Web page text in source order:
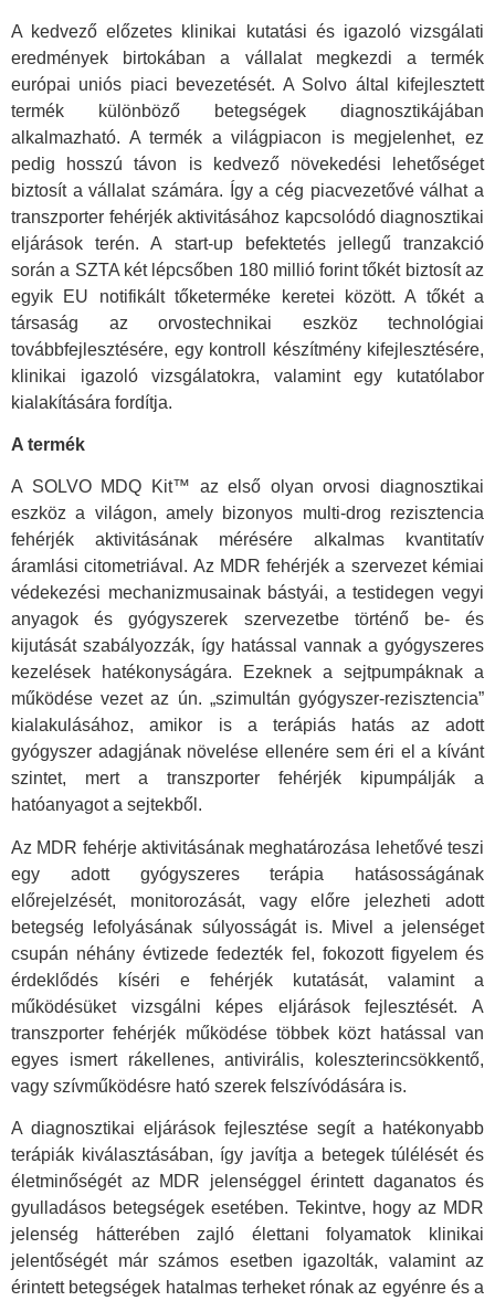
A kedvező előzetes klinikai kutatási és igazoló vizsgálati
eredmények birtokában a vállalat megkezdi a termék
európai uniós piaci bevezetését. A Solvo által kifejlesztett
termék különböző betegségek diagnosztikájában
alkalmazható. A termék a világpiacon is megjelenhet, ez
pedig hosszú távon is kedvező növekedési lehetőséget
biztosít a vállalat számára. Így a cég piacvezetővé válhat a
transzporter fehérjék aktivitásához kapcsolódó diagnosztikai
eljárások terén. A start-up befektetés jellegű tranzakció
során a SZTA két lépcsőben 180 millió forint tőkét biztosít az
egyik EU notifikált tőketerméke keretei között. A tőkét a
társaság az orvostechnikai eszköz technológiai
továbbfejlesztésére, egy kontroll készítmény kifejlesztésére,
klinikai igazoló vizsgálatokra, valamint egy kutatólabor
kialakítására fordítja.
A termék
A SOLVO MDQ Kit™ az első olyan orvosi diagnosztikai
eszköz a világon, amely bizonyos multi-drog rezisztencia
fehérjék aktivitásának mérésére alkalmas kvantitatív
áramlási citometriával. Az MDR fehérjék a szervezet kémiai
védekezési mechanizmusainak bástyái, a testidegen vegyi
anyagok és gyógyszerek szervezetbe történő be- és
kijutását szabályozzák, így hatással vannak a gyógyszeres
kezelések hatékonyságára. Ezeknek a sejtpumpáknak a
működése vezet az ún. „szimultán gyógyszer-rezisztencia”
kialakulásához, amikor is a terápiás hatás az adott
gyógyszer adagjának növelése ellenére sem éri el a kívánt
szintet, mert a transzporter fehérjék kipumpálják a
hatóanyagot a sejtekből.
Az MDR fehérje aktivitásának meghatározása lehetővé teszi
egy adott gyógyszeres terápia hatásosságának
előrejelzését, monitorozását, vagy előre jelezheti adott
betegség lefolyásának súlyosságát is. Mivel a jelenséget
csupán néhány évtizede fedezték fel, fokozott figyelem és
érdeklődés kíséri e fehérjék kutatását, valamint a
működésüket vizsgálni képes eljárások fejlesztését. A
transzporter fehérjék működése többek közt hatással van
egyes ismert rákellenes, antivirális, koleszterincsökkentő,
vagy szívműködésre ható szerek felszívódására is.
A diagnosztikai eljárások fejlesztése segít a hatékonyabb
terápiák kiválasztásában, így javítja a betegek túlélését és
életminőségét az MDR jelenséggel érintett daganatos és
gyulladásos betegségek esetében. Tekintve, hogy az MDR
jelenség hátterében zajló élettani folyamatok klinikai
jelentőségét már számos esetben igazolták, valamint az
érintett betegségek hatalmas terheket rónak az egyénre és a